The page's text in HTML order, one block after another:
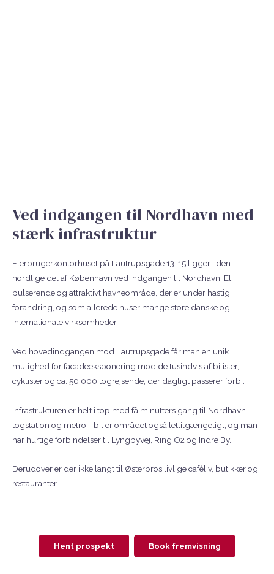
Ved indgangen til Nordhavn med
stærk infrastruktur
Flerbrugerkontorhuset på Lautrupsgade 13-15 ligger i den
nordlige del af København ved indgangen til Nordhavn. Et
pulserende og attraktivt havneområde, der er under hastig
forandring, og som allerede huser mange store danske og
internationale virksomheder.
Ved hovedindgangen mod Lautrupsgade får man en unik
mulighed for facadeeksponering mod de tusindvis af bilister,
cyklister og ca. 50.000 togrejsende, der dagligt passerer forbi.
Infrastrukturen er helt i top med få minutters gang til Nordhavn
togstation og metro. I bil er området også lettilgængeligt, og man
har hurtige forbindelser til Lyngbyvej, Ring O2 og Indre By.
Derudover er der ikke langt til Østerbros livlige caféliv, butikker og
restauranter.
Hent prospekt Book fremvisning